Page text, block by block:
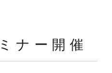
ナー開催